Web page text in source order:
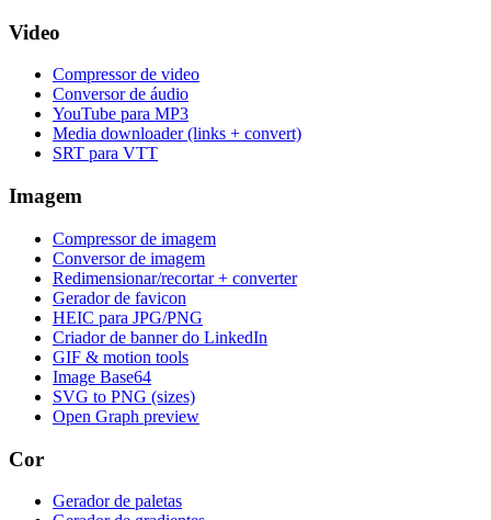
Video
Compressor de video
Conversor de áudio
YouTube para MP3
Media downloader (links + convert)
SRT para VTT
Imagem
Compressor de imagem
Conversor de imagem
Redimensionar/recortar + converter
Gerador de favicon
HEIC para JPG/PNG
Criador de banner do LinkedIn
GIF & motion tools
Image Base64
SVG to PNG (sizes)
Open Graph preview
Cor
Gerador de paletas